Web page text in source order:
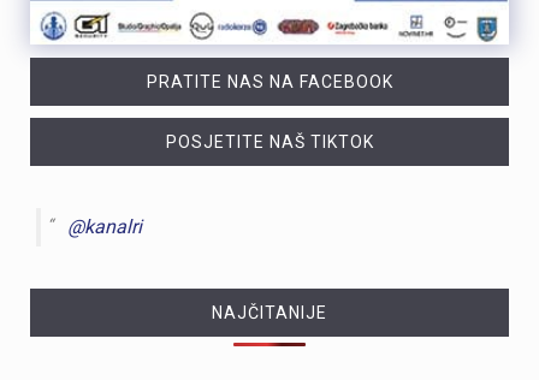
PRATITE NAS NA FACEBOOK
POSJETITE NAŠ TIKTOK
@kanalri
NAJČITANIJE